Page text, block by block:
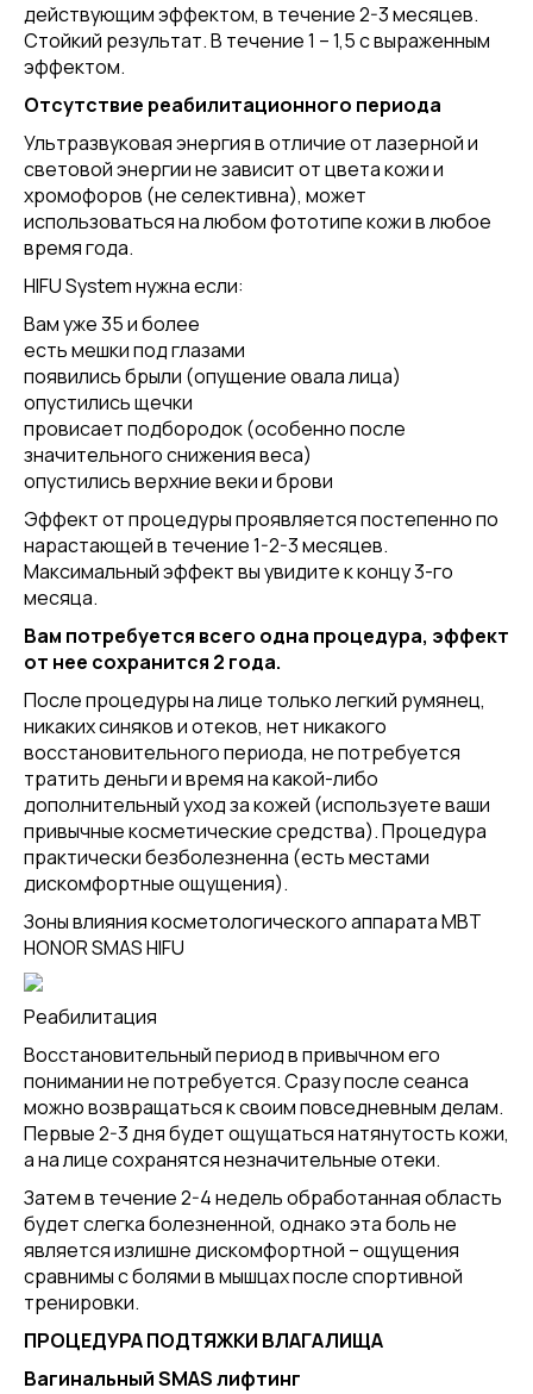
действующим эффектом, в течение 2-3 месяцев.
Стойкий результат. В течение 1 – 1,5 с выраженным
эффектом.
Отсутствие реабилитационного периода
Ультразвуковая энергия в отличие от лазерной и
световой энергии не зависит от цвета кожи и
хромофоров (не селективна), может
использоваться на любом фототипе кожи в любое
время года.
HIFU System нужна если:
Вам уже 35 и более
есть мешки под глазами
появились брыли (опущение овала лица)
опустились щечки
провисает подбородок (особенно после
значительного снижения веса)
опустились верхние веки и брови
Эффект от процедуры проявляется постепенно по
нарастающей в течение 1-2-3 месяцев.
Максимальный эффект вы увидите к концу 3-го
месяца.
Вам потребуется всего одна процедура, эффект
от нее сохранится 2 года.
После процедуры на лице только легкий румянец,
никаких синяков и отеков, нет никакого
восстановительного периода, не потребуется
тратить деньги и время на какой-либо
дополнительный уход за кожей (используете ваши
привычные косметические средства). Процедура
практически безболезненна (есть местами
дискомфортные ощущения).
Зоны влияния косметологического аппарата MBT
HONOR SMAS HIFU
Реабилитация
Восстановительный период в привычном его
понимании не потребуется. Сразу после сеанса
можно возвращаться к своим повседневным делам.
Первые 2-3 дня будет ощущаться натянутость кожи,
а на лице сохранятся незначительные отеки.
Затем в течение 2-4 недель обработанная область
будет слегка болезненной, однако эта боль не
является излишне дискомфортной – ощущения
сравнимы с болями в мышцах после спортивной
тренировки.
ПРОЦЕДУРА ПОДТЯЖКИ ВЛАГАЛИЩА
Вагинальный SMAS лифтинг